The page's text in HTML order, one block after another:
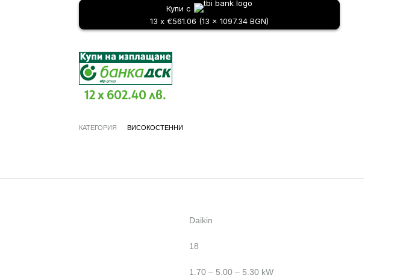
Купи с
13 x €561.06 (13 x 1097.34 BGN)
12 x 602.40 лв.
КАТЕГОРИЯ ВИСОКОСТЕННИ
Daikin
18
1.70 – 5.00 – 5.30 kW